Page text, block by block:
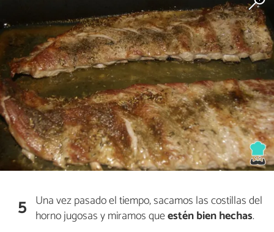
5 Una vez pasado el tiempo, sacamos las costillas del
horno jugosas y miramos queestén bien hechas.